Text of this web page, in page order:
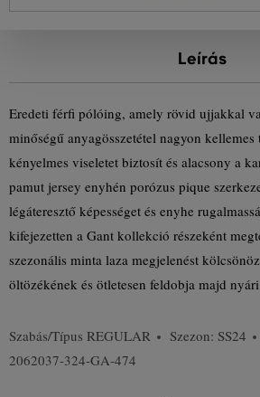
Leírás
Eredeti férfi pólóing, amely rövid ujjakkal
minőségű anyagösszetétel nagyon
kényelmes viseletet biztosít és alacsony a
pamut jersey enyhén porózus pique
légáteresztő képességet és enyhe
kifejezetten a Gant kollekció részeként
szezonális minta laza megjelenést
öltözékének és ötletesen feldobja majd
Szabás/Típus REGULAR Szezon: SS24
2062037-324-GA-474